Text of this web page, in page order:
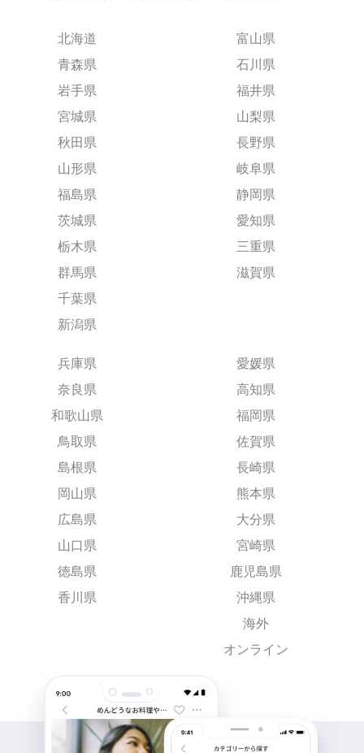
北海道
青森県
岩手県
宮城県
秋田県
山形県
福島県
茨城県
栃木県
群馬県
千葉県
新潟県
富山県
石川県
福井県
山梨県
長野県
岐阜県
静岡県
愛知県
三重県
滋賀県
兵庫県
奈良県
和歌山県
鳥取県
島根県
岡山県
広島県
山口県
徳島県
香川県
愛媛県
高知県
福岡県
佐賀県
長崎県
熊本県
大分県
宮崎県
鹿児島県
沖縄県
海外
オンライン